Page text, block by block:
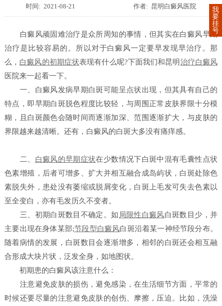
时间: 2021-08-21 作者: 昆明白癜风医院
白癜风顽固难治疗是众所周知的事情，但其实在白癜风早期
治疗是比较容易的。所以对于白癜风一定要早发现早治疗。那
么， 白癜风的初期症状表现有什么呢?下面我们和昆明治疗白癜风
医院来一起看一下。
一、白癜风发病早期白斑可能呈点状出现，但其具有自己的
特点，即早期白斑脱色程度比较轻，与周围正常皮肤界限十分模
糊，且白斑颜色会随时间而逐渐加深、范围逐渐扩大，与皮肤的
界限越来越清晰。还有，白癜风的白斑大多没有痛痒感。
二、 白癜风的早期症状在少数情况下白斑中混有毛囊性点状
色素增殖，后者可增多、扩大并相互融合成岛屿状，白斑处除色
素脱失外，患处没有萎缩或脱屑变化，白斑上毛发可失去色素以
至全变白，亦有毛发历久不变者。
三、初期白斑数目不确定。如 局限性白癜风白斑数目少，并
主要出现在身体某部;节段型白癜风白斑沿着某一神经节段分布。
随着病情的发展，白斑数目会逐渐增多，相邻的白斑还会相互融
合形成大块片状，泛发全身，如地图状。
初期患的白癜风该注意什么：
注意避免皮肤的损伤，避免感染，在生活细节方面，平常的
时候还要尽量的注意避免皮肤的创伤、摩擦，压迫。比如，洗澡
我
要
挂
号